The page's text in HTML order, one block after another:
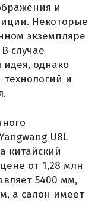
и
Некоторые
экземпляре
случае
идея, однако
и
U8L
китайский
от 1,28 млн
5400 мм,
а салон имеет